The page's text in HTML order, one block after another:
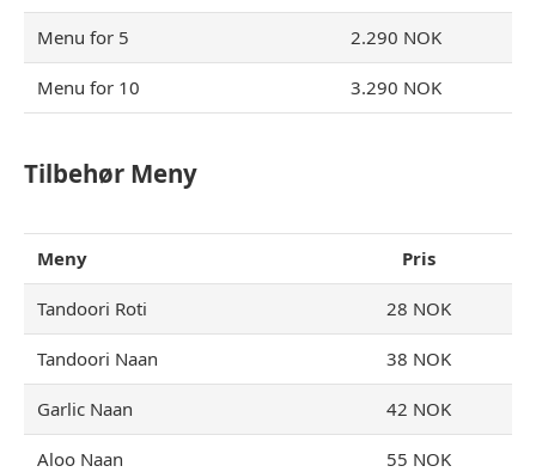
Menu for 5 2.290 NOK
Menu for 10 3.290 NOK
Tilbehør Meny
Meny Pris
Tandoori Roti 28 NOK
Tandoori Naan 38 NOK
Garlic Naan 42 NOK
Aloo Naan 55 NOK